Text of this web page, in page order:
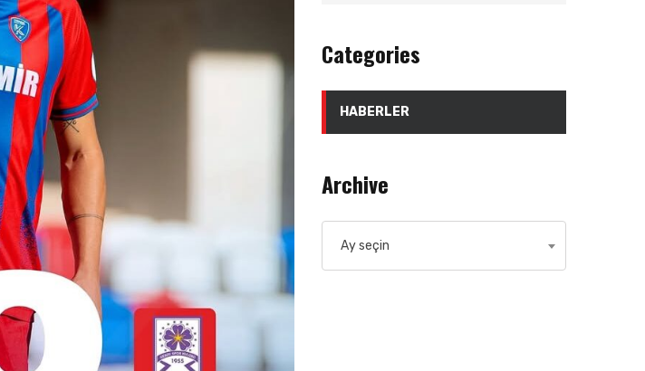
Categories
HABERLER
Archive
Archive
Ay seçin